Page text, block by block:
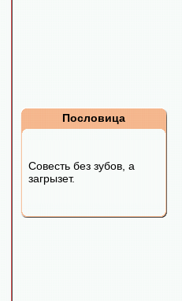
Пословица
Совесть без зубов, а
загрызет.